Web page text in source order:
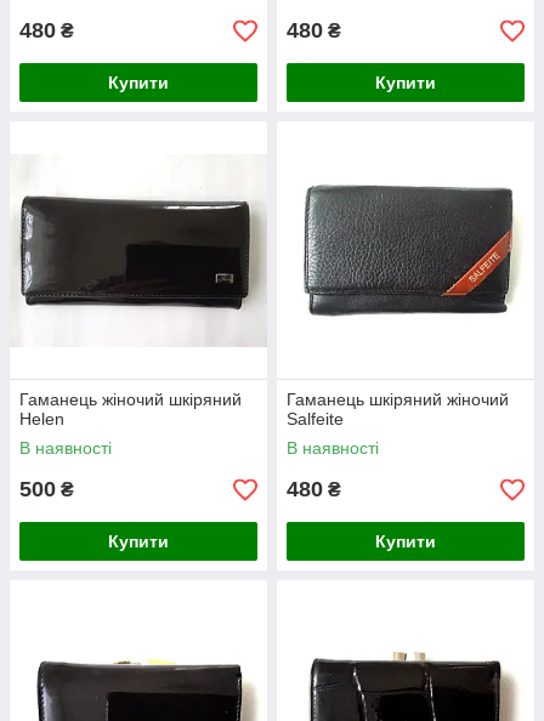
480 ₴
Купити
480 ₴
Купити
Гаманець жіночий шкіряний
Helen
В наявності
500 ₴
Купити
Гаманець шкіряний жіночий
Salfeite
В наявності
480 ₴
Купити